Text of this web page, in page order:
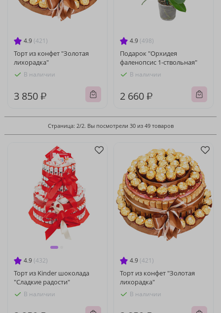
4.9 (421)
Торт из конфет "Золотая
лихорадка"
В наличии
3 850 ₽
4.9 (498)
Подарок "Орхидея
фаленопсис 1-ствольная"
В наличии
2 660 ₽
Страница: 2/2. Вы посмотрели 30 из 49 товаров
4.9 (432)
Торт из Kinder шоколада
"Сладкие радости"
В наличии
4.9 (421)
Торт из конфет "Золотая
лихорадка"
В наличии